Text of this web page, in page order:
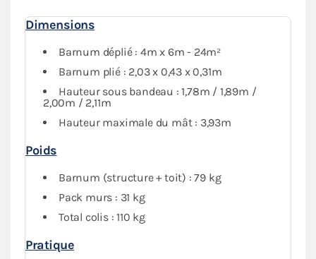
Il restesimple à monter et à démonter, vous pourrez
l’installer sans l’aide d’outil. La toile blanche de cette
tonnelle pliante offre une agréable luminosité et un
environnement confortable.
Complété par un ensemble de 4 bâches latérales
assorties (trois murs pleins et un avec porte), cet abri
pliant assureune protection maximale contre les
fermer intégralement votre espace si nécessaire.
Dimensions
Barnum déplié : 4m x 6m - 24m²
Barnum plié : 2,03 x 0,43 x 0,31m
Hauteur sous bandeau : 1,78m / 1,89m /
2,00m / 2,11m
Hauteur maximale du mât : 3,93m
Poids
Barnum (structure + toit) : 79 kg
Pack murs : 31 kg
Total colis : 110 kg
Pratique